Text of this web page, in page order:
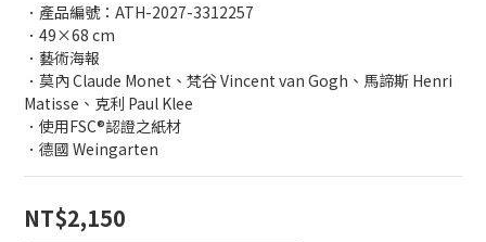
．產品編號：ATH-2027-3312257
．49×68 cm
．藝術海報
．莫內 Claude Monet、梵谷 Vincent van Gogh、馬諦斯 Henri
Matisse、克利 Paul Klee
．使用FSC®認證之紙材
．德國 Weingarten
NT$2,150